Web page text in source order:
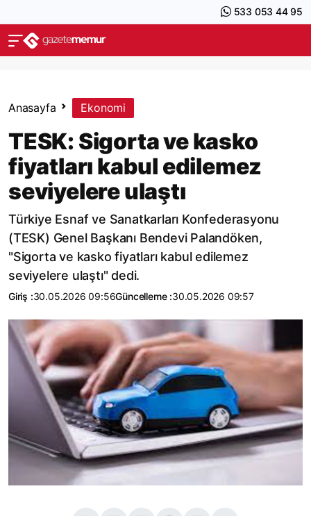
533 053 44 95
Anasayfa Ekonomi
TESK: Sigorta ve kasko
fiyatları kabul edilemez
seviyelere ulaştı
Türkiye Esnaf ve Sanatkarları Konfederasyonu
(TESK) Genel Başkanı Bendevi Palandöken,
"Sigorta ve kasko fiyatları kabul edilemez
seviyelere ulaştı" dedi.
Giriş :30.05.2026 09:56Güncelleme :30.05.2026 09:57